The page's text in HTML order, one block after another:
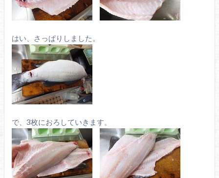
はい、さっぱりしました。
で、3枚におろしていきます。